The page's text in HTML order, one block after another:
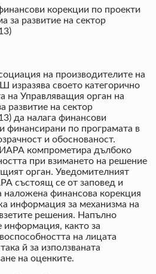
корекции по проекти
за развитие на сектор
на производителите на
своето категорично
на Управляващия орган на
развитие на сектор
да налага финансови
финансирани по програмата в
и обоснованост.
компрометира дълбоко
при взимането на решение
орган. Уведомителният
състоящ се от заповед и
наложена финансова корекция
информация за механизма на
решения. Напълно
информация, както за
на лицата
й за използваната
на оценките.